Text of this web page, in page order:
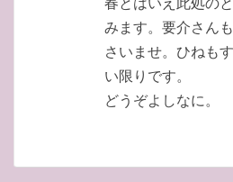
みます。要介さん
さいませ。ひねも
い限りです。
どうぞよしなに。